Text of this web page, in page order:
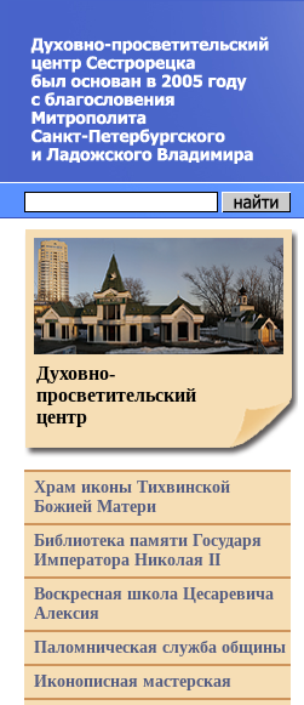
Духовно-
просветительский
центр
Храм иконы Тихвинской
Божией Матери
Библиотека памяти Государя
Императора Николая II
Воскресная школа Цесаревича
Алексия
Паломническая служба общины
Иконописная мастерская